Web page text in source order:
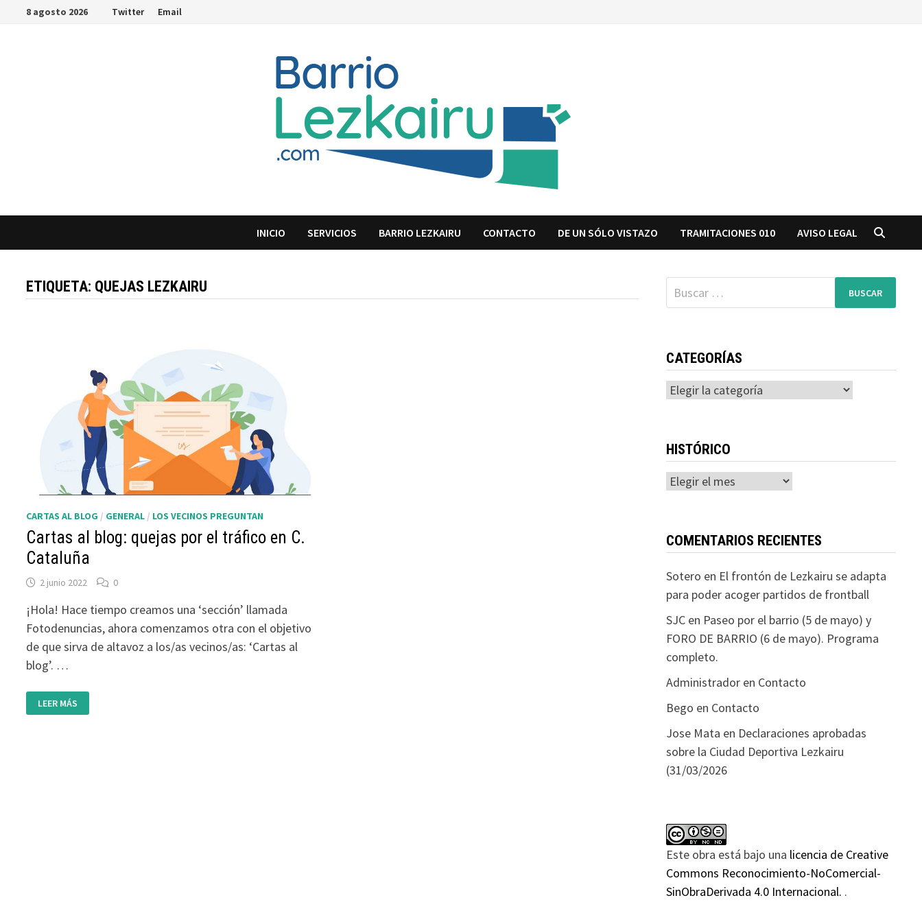
Saltar8 agosto 2026 Twitter Email
INICIO SERVICIOS BARRIO LEZKAIRU CONTACTO DE UN SÓLO VISTAZO TRAMITACIONES 010 AVISO LEGAL
ETIQUETA: QUEJAS LEZKAIRU
CARTAS AL BLOG / GENERAL / LOS VECINOS PREGUNTAN
Cartas al blog: quejas por el tráfico en C.
Cataluña
2 junio 2022 0
¡Hola! Hace tiempo creamos una ‘sección’ llamada
Fotodenuncias, ahora comenzamos otra con el objetivo
de que sirva de altavoz a los/as vecinos/as: ‘Cartas al
blog’. …
CARTAS
AL
BLOG:
LEER MÁS
Buscar:
CATEGORÍAS
Categorías
HISTÓRICO
Histórico
COMENTARIOS RECIENTES
Sotero en El frontón de Lezkairu se adapta
para poder acoger partidos de frontball
SJCen Paseo por el barrio (5 de mayo) y
FORO DE BARRIO (6 de mayo). Programa
completo.
Administradoren Contacto
Bego en Contacto
Jose Mata en Declaraciones aprobadas
sobre la Ciudad Deportiva Lezkairu
(31/03/2026
Este obra está bajo una licencia de Creative
Commons Reconocimiento-NoComercial-
SinObraDerivada 4.0 Internacional. .